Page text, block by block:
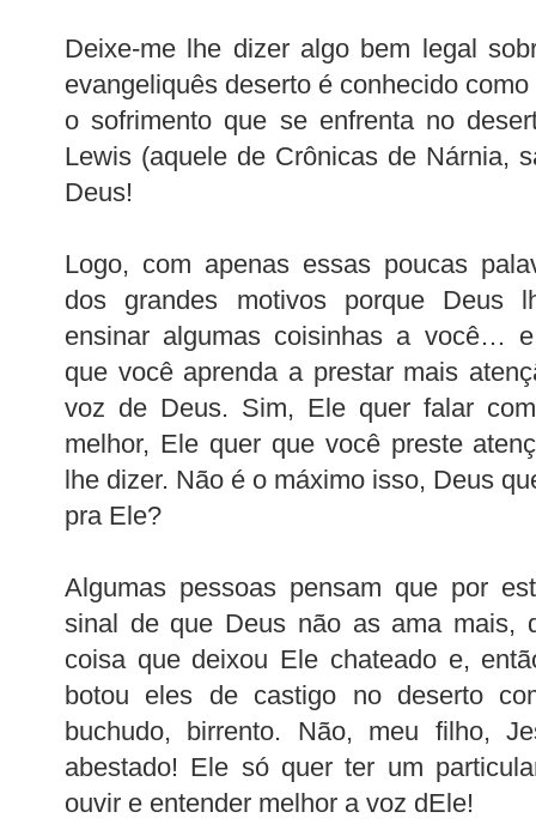
Deixe-me lhe dizer algo bem legal
evangeliquês deserto é conhecido como
o sofrimento que se enfrenta no
Lewis (aquele de Crônicas de Nárnia,
Deus!
Logo, com apenas essas poucas
dos grandes motivos porque Deus
ensinar algumas coisinhas a você…
que você aprenda a prestar mais
voz de Deus. Sim, Ele quer falar
melhor, Ele quer que você preste
lhe dizer. Não é o máximo isso, Deus
pra Ele?
Algumas pessoas pensam que por
sinal de que Deus não as ama mais,
coisa que deixou Ele chateado e,
botou eles de castigo no deserto
buchudo, birrento. Não, meu filho,
abestado! Ele só quer ter um
ouvir e entender melhor a voz dEle!